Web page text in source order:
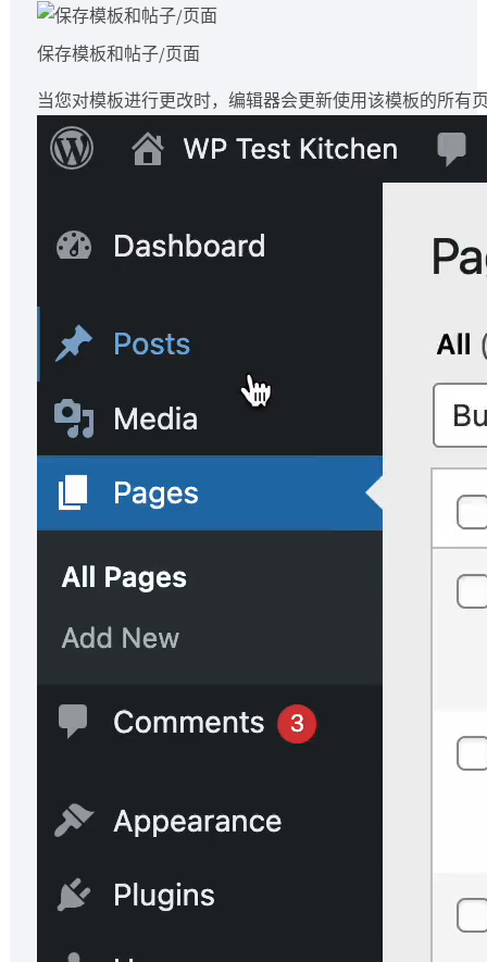
保存模板和帖子/页面
当您对模板进行更改时，编辑器会更新使用该模板的所有